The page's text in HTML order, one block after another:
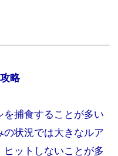
略
捕食することが多い
状況では大きなルア
ットしないことが多